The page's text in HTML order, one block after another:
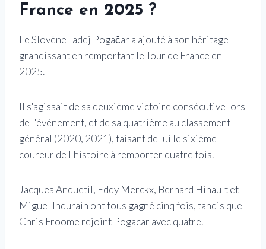
France en 2025 ?
Le Slovène Tadej Pogačar a ajouté à son héritage
grandissant en remportant le Tour de France en
2025.
Il s'agissait de sa deuxième victoire consécutive lors
de l'événement, et de sa quatrième au classement
général (2020, 2021), faisant de lui le sixième
coureur de l'histoire à remporter quatre fois.
Jacques Anquetil, Eddy Merckx, Bernard Hinault et
Miguel Indurain ont tous gagné cinq fois, tandis que
Chris Froome rejoint Pogacar avec quatre.